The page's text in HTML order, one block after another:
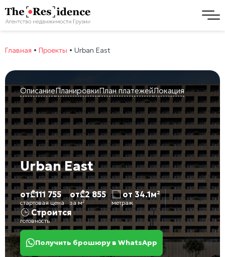
Главная • Проекты • Urban East
ОписаниеПланировкиПлан платежейЛокация
Urban East
от₾111 755
стартовая цена
от₾2 855
за м²
от 34.1м²
метраж
Строится
готовность
Получить брошюру в WhatsApp